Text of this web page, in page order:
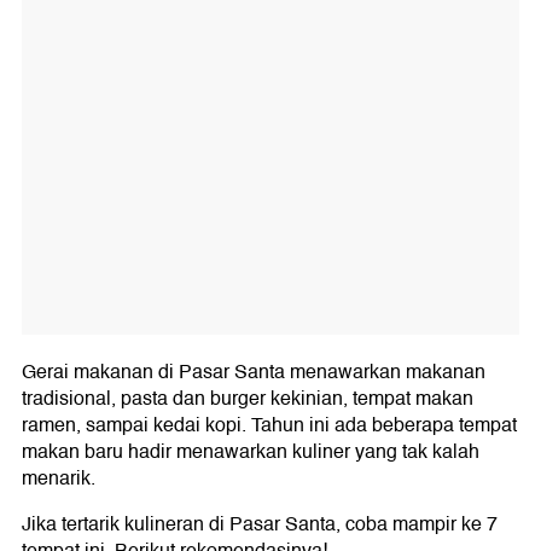
Gerai makanan di Pasar Santa menawarkan makanan
tradisional, pasta dan burger kekinian, tempat makan
ramen, sampai kedai kopi. Tahun ini ada beberapa tempat
makan baru hadir menawarkan kuliner yang tak kalah
menarik.
Jika tertarik kulineran di Pasar Santa, coba mampir ke 7